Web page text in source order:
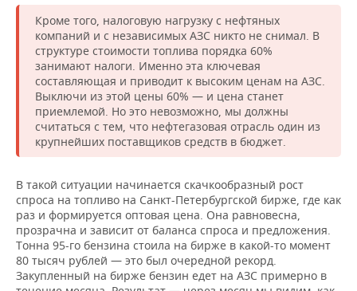
Кроме того, налоговую нагрузку с нефтяных
компаний и с независимых АЗС никто не снимал. В
структуре стоимости топлива порядка 60%
занимают налоги. Именно эта ключевая
составляющая и приводит к высоким ценам на АЗС.
Выключи из этой цены 60% — и цена станет
приемлемой. Но это невозможно, мы должны
считаться с тем, что нефтегазовая отрасль один из
крупнейших поставщиков средств в бюджет.
В такой ситуации начинается скачкообразный рост
спроса на топливо на Санкт-Петербургской бирже, где как
раз и формируется оптовая цена. Она равновесна,
прозрачна и зависит от баланса спроса и предложения.
Тонна 95-го бензина стоила на бирже в какой-то момент
80 тысяч рублей — это был очередной рекорд.
Закупленный на бирже бензин едет на АЗС примерно в